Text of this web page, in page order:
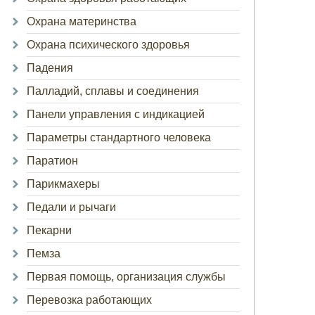
Охрана материнства
Охрана психического здоровья
Падения
Палладий, сплавы и соединения
Панели управления с индикацией
Параметры стандартного человека
Паратион
Парикмахеры
Педали и рычаги
Пекарни
Пемза
Первая помощь, организация службы
Перевозка работающих